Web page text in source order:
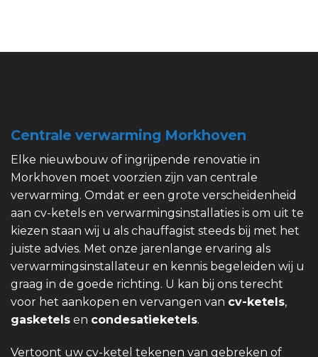
Centrale verwarming Morkhoven
Elke nieuwbouw of ingrijpende renovatie in
Morkhoven moet voorzien zijn van centrale
verwarming. Omdat er een grote verscheidenheid
aan cv-ketels en verwarmingsinstallaties is om uit te
kiezen staan wij u als chauffagist steeds bij met het
juiste advies. Met onze jarenlange ervaring als
verwarmingsinstallateur en kennis begeleiden wij u
graag in de goede richting. U kan bij ons terecht
voor het aankopen en vervangen van cv-ketels,
gasketels en condesatieketels.
Vertoont uw cv-ketel tekenen van gebreken of